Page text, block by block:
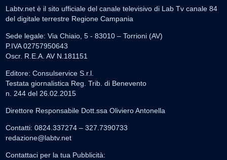
Labtv.net è il sito ufficiale del canale televisivo di Lab Tv canale 84
del digitale terrestre Regione Campania
Sede legale: Via Chiaio, 5 - 83010 – Torrioni (AV)
P.IVA 02757950643
Oscr. R.E.A. AV N.181151
Editore: Consulservice S.r.l.
Testata giornalistica Reg. Trib. di Benevento
n. 244 del 26.02.2015
Direttore Responsabile Dott.ssa Oliviero Antonella
Contatti: 0824.337274 – 327.7390733
redazione@labtv.net
Contattaci per la tua Pubblicità: